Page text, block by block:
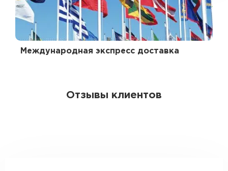
Международная экспресс доставка
Отзывы клиентов